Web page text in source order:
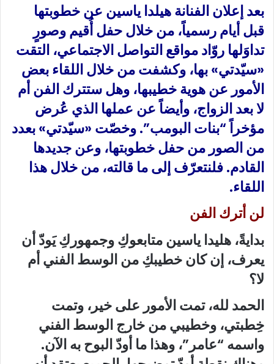
ي
بعد إعلانالفنانة هيلدا ياسين عن خطوبتها
قبل أيام رسمياً، من خلال حفل أُقيم وصورٍ
تداوَلها روّاد مواقع التواصل الاجتماعي، التقت
«سيّدتي» بها، وكشفت من خلال اللقاء بعض
الأمور عن هوية خطيبها، وهل ستترك الفن أم
لا بعد الزواج، وأيضاً عن عملها الذي عُرض
مؤخراً “بنات البومب”. وخصّت «سيّدتي» بعدد
من الصور من حفل خطوبتها، وعن جديدها
القادم. فلنتعرّف إلى ما قالته، من خلال هذا
اللقاء.
لن أترك الفن
بدايةً، هليدا ياسين متابعوكِ وجمهوركِ يَودّ أن
يعرف، إن كان خطيبكِ من الوسط الفني أم
لا؟
الحمد لله، تمت الأمور على خير، وتمت
خِطبتي، وخطيبي من خارج الوسط الفني
واسمه “عامر”، وهذا ما أودّ البوح به الآن.